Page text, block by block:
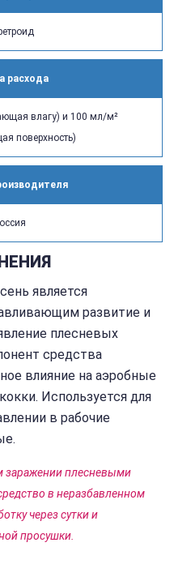
расхода
влагу) и 100 мл/м²
поверхность)
является
развитие и
плесневых
средства
влияние на аэробные
Используется для
в рабочие
заражении плесневыми
в неразбавленном
через сутки и
просушки.